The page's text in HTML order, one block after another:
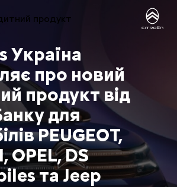
продукт
Україна
про новий
продукт від
для
PEUGEOT,
OPEL, DS
та Jeep